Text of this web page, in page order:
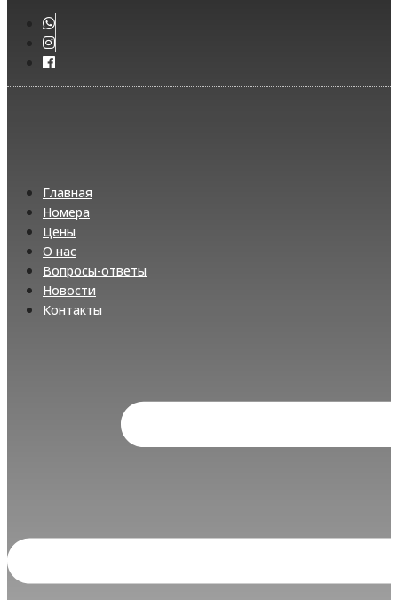
Главная
Номера
Цены
О нас
Вопросы-ответы
Новости
Контакты